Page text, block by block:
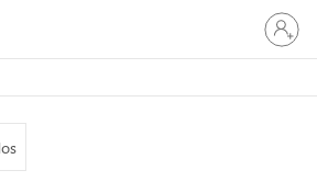
Iniciar
sessão
na